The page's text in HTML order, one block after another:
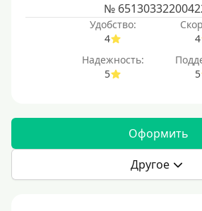
№
Удобство:
4
4
Надежность:
5
5
Оформить
Другое